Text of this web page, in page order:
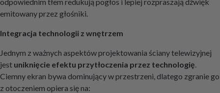
emitowany przez głośniki.
Integracja technologii z wnętrzem
Jednym z ważnych aspektów projektowania ściany telewizyjnej
jest uniknięcie efektu przytłoczenia przez technologię.
Ciemny ekran bywa dominujący w przestrzeni, dlatego zgranie go
z otoczeniem opiera się na: